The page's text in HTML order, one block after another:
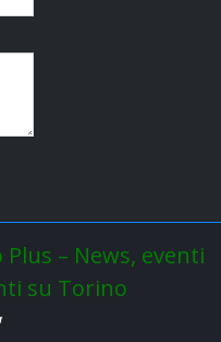
– News, eventi
su Torino